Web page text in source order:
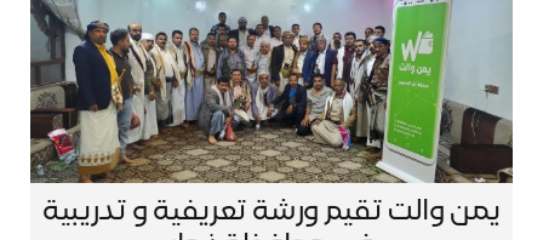
يمن والت تقيم ورشة تعريفية و تدريبية